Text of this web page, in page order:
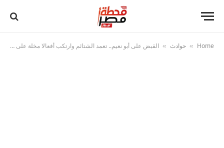
Home
» حوادث » القبض على أبو نعيم.. تعمد الشتائم وارتكب أفعالا مخلة على بيجو لايف وتعدى على حرمة الموتى